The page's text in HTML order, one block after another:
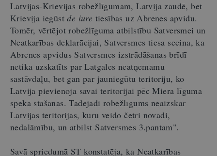
Latvijas-Krievijas robežlīgumam, Latvija zaudē, bet
Krievija iegūstde iure tiesības uz Abrenes apvidu.
Tomēr, vērtējot robežlīguma atbilstību Satversmei un
Neatkarības deklarācijai, Satversmes tiesa secina, ka
Abrenes apvidus Satversmes izstrādāšanas brīdī
netika uzskatīts par Latgales neatņemamu
sastāvdaļu, bet gan par jauniegūtu teritoriju, ko
Latvija pievienoja savai teritorijai pēc Miera līguma
spēkā stāšanās. Tādējādi robežlīgums neaizskar
Latvijas teritorijas, kuru veido četri novadi,
nedalāmību, un atbilst Satversmes 3.pantam".
Savā spriedumā ST konstatēja, ka Neatkarības